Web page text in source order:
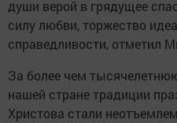
души верой в грядущее
силу любви, торжество
справедливости, отметил
За более чем
нашей стране традиции
Христова стали